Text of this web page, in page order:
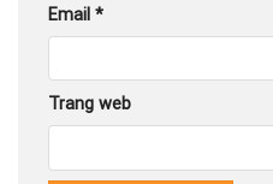
Email *
Trang web